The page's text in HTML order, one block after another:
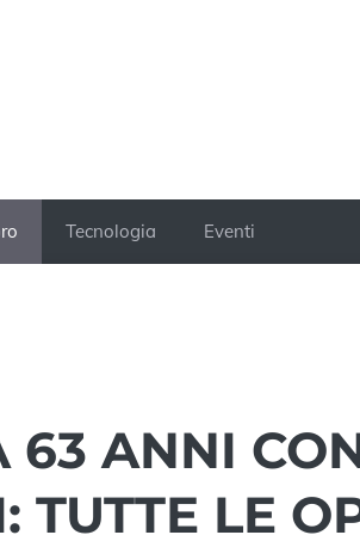
Tecnologia Eventi
63 ANNI
TUTTE LE